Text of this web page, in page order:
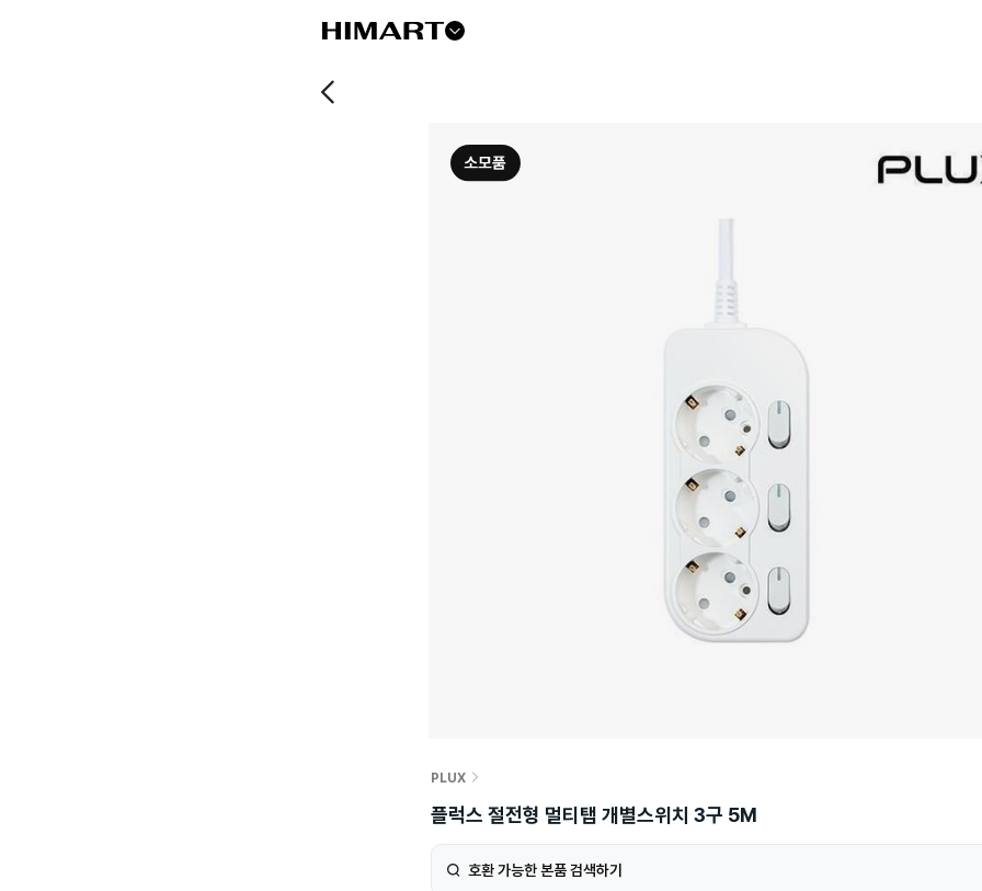
PLUX
플럭스 절전형 멀티탭 개별스위치 3구 5M
호환 가능한 본품 검색하기